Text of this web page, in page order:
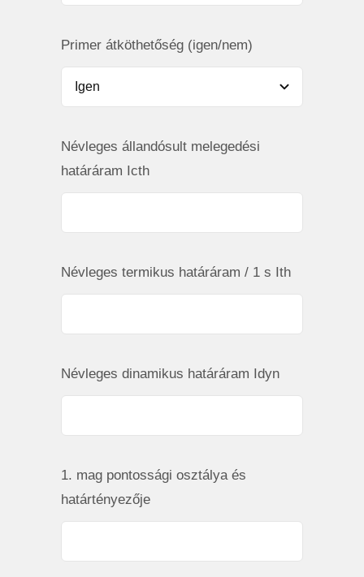
Primer átköthetőség (igen/nem)
Névleges állandósult melegedési
határáram Icth
Névleges termikus határáram / 1 s Ith
Névleges dinamikus határáram Idyn
1. mag pontossági osztálya és
határtényezője